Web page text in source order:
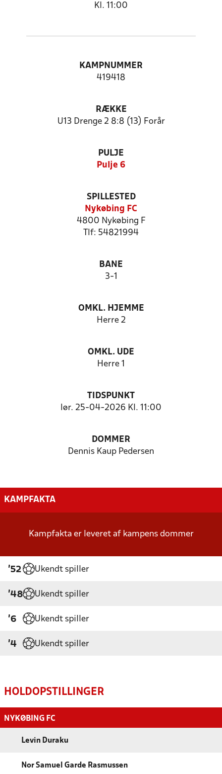
Kl. 11:00
KAMPNUMMER
419418
RÆKKE
U13 Drenge 2 8:8 (13) Forår
PULJE
Pulje 6
SPILLESTED
Nykøbing FC
4800 Nykøbing F
Tlf: 54821994
BANE
3-1
OMKL. HJEMME
Herre 2
OMKL. UDE
Herre 1
TIDSPUNKT
lør. 25-04-2026 Kl. 11:00
DOMMER
Dennis Kaup Pedersen
KAMPFAKTA
Kampfakta er leveret af kampens dommer
'52 Ukendt spiller
'48 Ukendt spiller
'6 Ukendt spiller
'4 Ukendt spiller
HOLDOPSTILLINGER
NYKØBING FC
Levin Duraku
Nor Samuel Garde Rasmussen